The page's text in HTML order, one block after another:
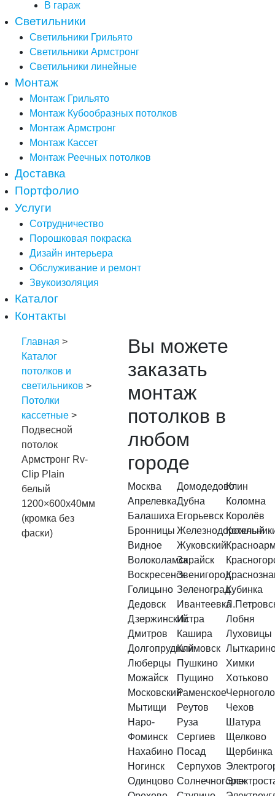
В гараж
Светильники
Светильники Грильято
Светильники Армстронг
Светильники линейные
Монтаж
Монтаж Грильято
Монтаж Кубообразных потолков
Монтаж Армстронг
Монтаж Кассет
Монтаж Реечных потолков
Доставка
Портфолио
Услуги
Сотрудничество
Порошковая покраска
Дизайн интерьера
Обслуживание и ремонт
Звукоизоляция
Каталог
Контакты
Главная >
Каталог
потолков и
светильников >
Потолки
кассетные >
Подвесной
потолок
Армстронг Rv-
Clip Plain
белый
1200×600х40мм
(кромка без
фаски)
Вы можете
заказать
монтаж
потолков в
любом
городе
Москва
Апрелевка
Балашиха
Бронницы
Видное
Волоколамск
Воскресенск
Голицыно
Дедовск
Дзержинский
Дмитров
Долгопрудный
Домодедово
Дубна
Егорьевск
Железнодорожный
Жуковский
Зарайск
Звенигород
Зеленоград
Ивантеевка
Истра
Кашира
Климовск
Клин
Коломна
Королёв
Кубинка
Лобня
Луховицы
Люберцы
Можайск
Московский
Мытищи
Наро-
Фоминск
Нахабино
Ногинск
Одинцово
Пушкино
Пущино
Раменское
Реутов
Руза
Сергиев
Посад
Серпухов
Солнечногорск
Химки
Хотьково
Чехов
Шатура
Щелково
Щербинка